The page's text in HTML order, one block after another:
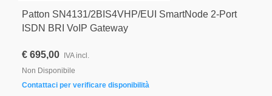
Patton SN4131/2BIS4VHP/EUI SmartNode 2-Port
ISDN BRI VoIP Gateway
€ 695,00
IVA incl.
Non Disponibile
Contattaci per verificare disponibilità